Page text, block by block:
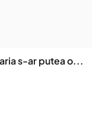
s-ar putea o...